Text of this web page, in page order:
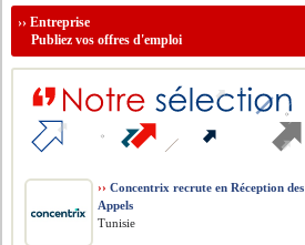
››Entreprise
Publiez vos offres d'emploi
›› Concentrix recrute en Réception des
Appels
Tunisie